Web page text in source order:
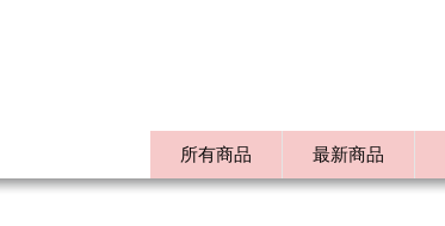
所有商品 最新商品